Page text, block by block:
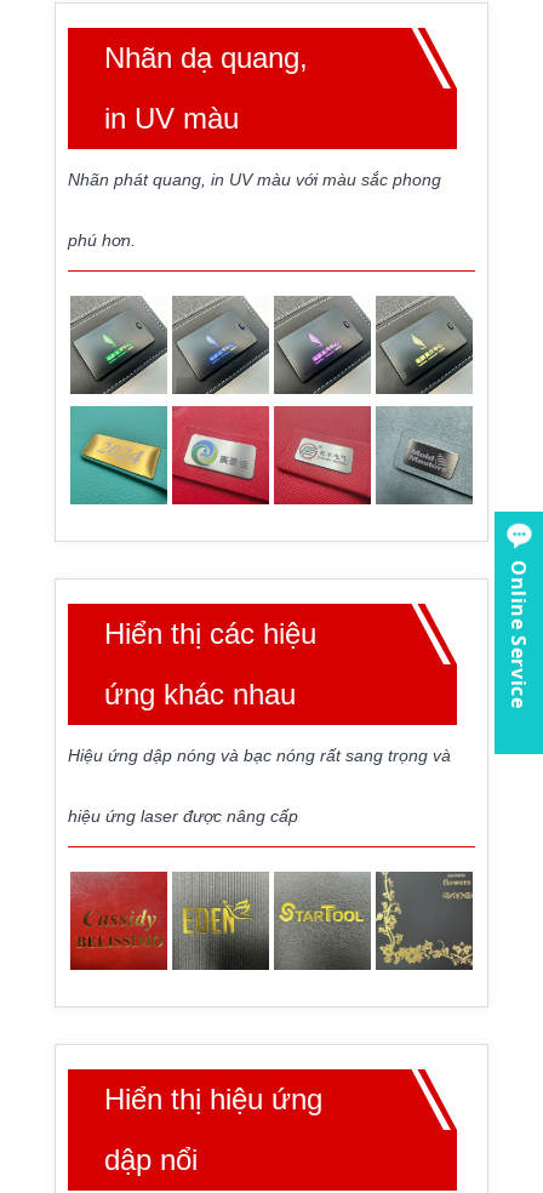
Nhãn dạ quang,
in UV màu
Nhãn phát quang, in UV màu với màu sắc phong
phú hơn.
Hiển thị các hiệu
ứng khác nhau
Hiệu ứng dập nóng và bạc nóng rất sang trọng và
hiệu ứng laser được nâng cấp
Hiển thị hiệu ứng
dập nổi
Online Service